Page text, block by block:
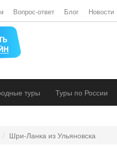
Вопрос-ответ Блог Новости
туры
Туры по России
Шри-Ланка из Ульяновска